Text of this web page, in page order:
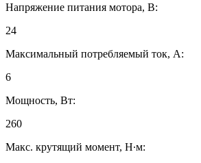
Напряжение питания мотора, В:
24
Максимальный потребляемый ток, А:
6
Мощность, Вт:
260
Макс. крутящий момент, Н∙м: